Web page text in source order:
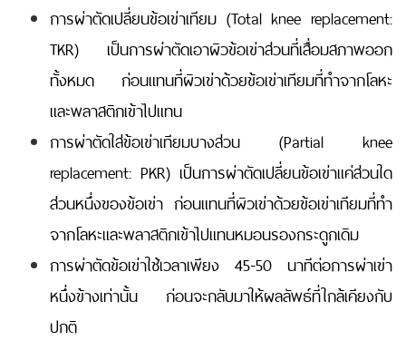
การผ่าตัดเปลี่ยนข้อเข่าเทียม (Total knee replacement:
TKR) เป็นการผ่าตัดเอาผิวข้อเข่าส่วนที่เสื่อมสภาพออก
ทั้งหมด ก่อนแทนที่ผิวเข่าด้วยข้อเข่าเทียมที่ทำจากโลหะ
และพลาสติกเข้าไปแทน
การผ่าตัดใส่ข้อเข่าเทียมบางส่วน (Partial knee
replacement: PKR) เป็นการผ่าตัดเปลี่ยนข้อเข่าแค่ส่วนใด
ส่วนหนึ่งของข้อเข่า ก่อนแทนที่ผิวเข่าด้วยข้อเข่าเทียมที่ทำ
จากโลหะและพลาสติกเข้าไปแทนหมอนรองกระดูกเดิม
การผ่าตัดข้อเข่าใช้เวลาเพียง 45-50 นาทีต่อการผ่าเข่า
หนึ่งข้างเท่านั้น ก่อนจะกลับมาให้ผลลัพธ์ที่ใกล้เคียงกับ
ปกติ